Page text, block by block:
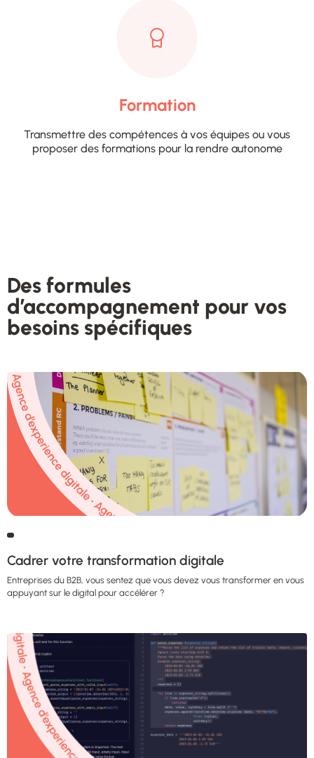
Formation
Transmettre des compétences à vos équipes ou vous
proposer des formations pour la rendre autonome
Des formules
d’accompagnement pour vos
besoins spécifiques​
Cadrer votre transformation digitale
Entreprises du B2B, vous sentez que vous devez vous transformer en vous
appuyant sur le digital pour accélérer ?